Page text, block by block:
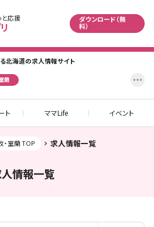
と応援
ダウンロード（無
料）
る北海道の求人情報サイト
蘭
ト ママLife イベント
・室蘭 TOP 求人情報一覧
情報一覧